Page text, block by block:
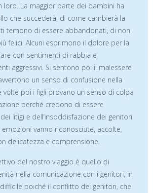
loro. La maggior parte dei bambini ha
che succederà, di come cambierà la
temono di essere abbandonati, di non
felici. Alcuni esprimono il dolore per la
con sentimenti di rabbia e
aggressivi. Si sentono poi il malessere
un senso di confusione nella
volte poi i figli provano un senso di colpa
perché credono di essere
litigi e dell’insoddisfazione dei genitori.
vanno riconosciute, accolte,
delicatezza e comprensione.
del nostro viaggio è quello di
nella comunicazione con i genitori, in
poiché il conflitto dei genitori, che